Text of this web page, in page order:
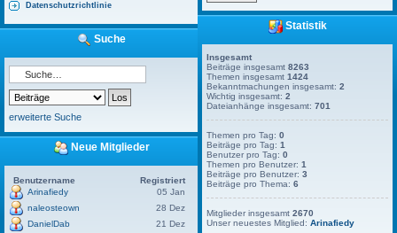
Datenschutzrichtlinie
Suche
erweiterte Suche
Neue Mitglieder
Benutzername
Registriert
Arinafiedy
05 Jan
naleosteown
28 Dez
DanielDab
21 Dez
Statistik
Insgesamt
Beiträge insgesamt8263
Themen insgesamt1424
Bekanntmachungen insgesamt:2
Wichtig insgesamt:2
Dateianhänge insgesamt:701
Themen pro Tag:0
Beiträge pro Tag:1
Benutzer pro Tag:0
Themen pro Benutzer:1
Beiträge pro Benutzer:3
Beiträge pro Thema:6
Mitglieder insgesamt2670
Unser neuestes Mitglied:Arinafiedy